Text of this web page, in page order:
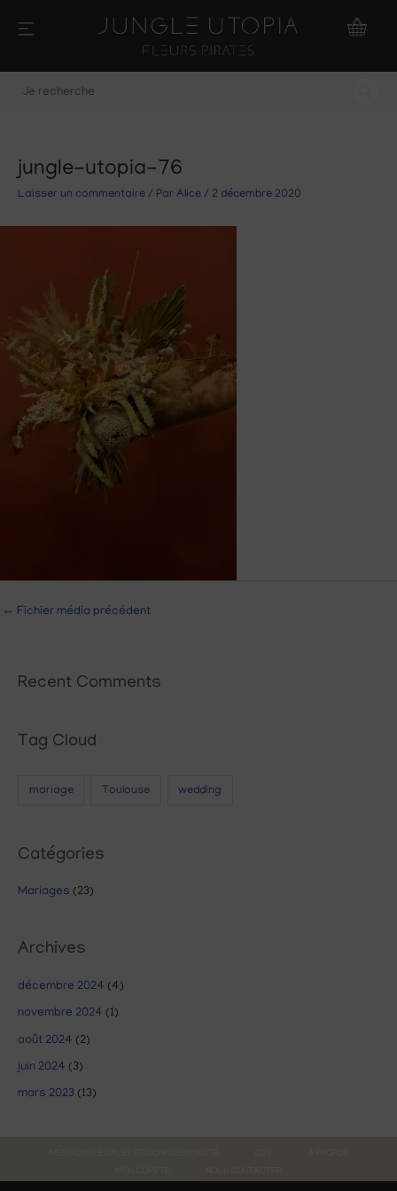
recherche
jungle-utopia-76
Laisser un commentaire / Par Alice / 2 décembre 2020
← Fichier média précédent
Recent Comments
Tag Cloud
mariage Toulouse wedding
Catégories
Mariages (23)
Archives
décembre 2024 (4)
novembre 2024 (1)
août 2024 (2)
juin 2024 (3)
mars 2023 (13)